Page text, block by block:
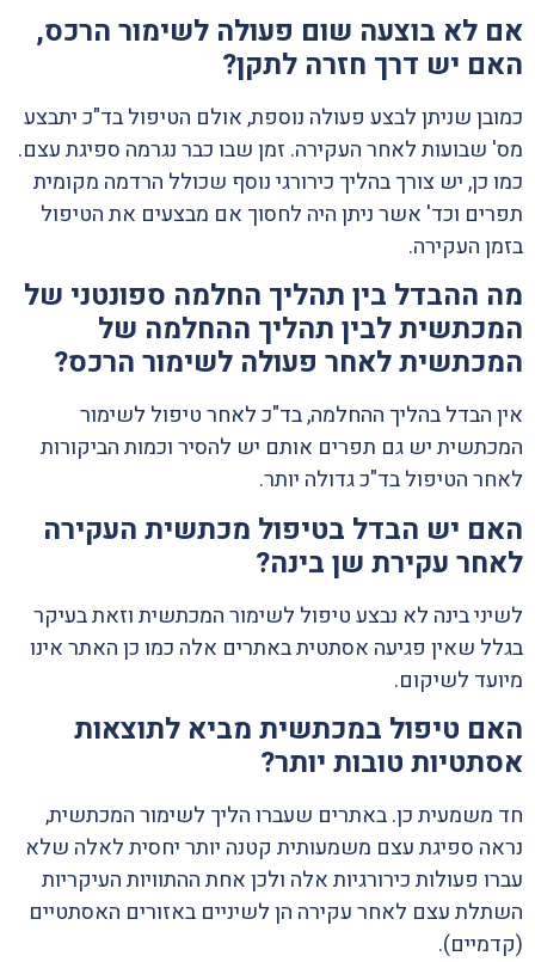
אם לא בוצעה שום פעולה לשימור הרכס,
האם יש דרך חזרה לתקן?
כמובן שניתן לבצע פעולה נוספת, אולם הטיפול בד"כ יתבצע
מס' שבועות לאחר העקירה. זמן שבו כבר נגרמה ספיגת עצם.
כמו כן, יש צורך בהליך כירורגי נוסף שכולל הרדמה מקומית
תפרים וכד' אשר ניתן היה לחסוך אם מבצעים את הטיפול
בזמן העקירה.
מה ההבדל בין תהליך החלמה ספונטני של
המכתשית לבין תהליך ההחלמה של
המכתשית לאחר פעולה לשימור הרכס?
אין הבדל בהליך ההחלמה, בד"כ לאחר טיפול לשימור
המכתשית יש גם תפרים אותם יש להסיר וכמות הביקורות
לאחר הטיפול בד"כ גדולה יותר.
האם יש הבדל בטיפול מכתשית העקירה
לאחר עקירת שן בינה?
לשיני בינה לא נבצע טיפול לשימור המכתשית וזאת בעיקר
בגלל שאין פגיעה אסתטית באתרים אלה כמו כן האתר אינו
מיועד לשיקום.
האם טיפול במכתשית מביא לתוצאות
אסתטיות טובות יותר?
חד משמעית כן. באתרים שעברו הליך לשימור המכתשית,
נראה ספיגת עצם משמעותית קטנה יותר יחסית לאלה שלא
עברו פעולות כירורגיות אלה ולכן אחת ההתוויות העיקריות
השתלת עצם לאחר עקירה הן לשיניים באזורים האסתטיים
(קדמיים).